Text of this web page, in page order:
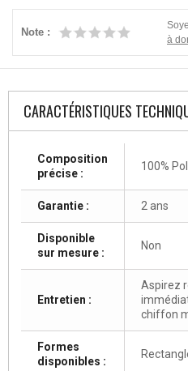
Note :
à
CARACTÉRISTIQUES
Composition
précise :
100%
Garantie : 2 ans
Disponible
sur mesure :
Non
Entretien :
Aspirez
chiffon
Formes
disponibles :